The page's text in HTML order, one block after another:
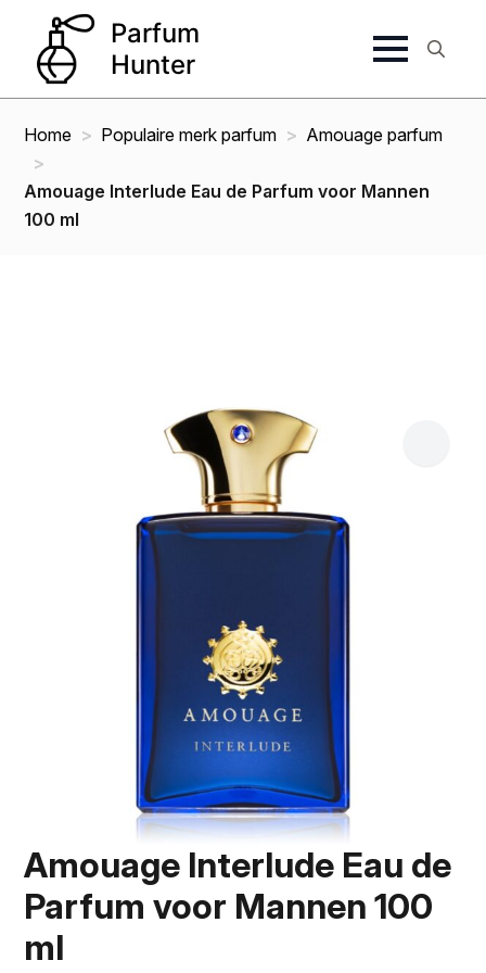
Home Populaire merk parfum Amouage parfum
Amouage Interlude Eau de Parfum voor Mannen
100 ml
Amouage Interlude Eau de
Parfum voor Mannen 100
ml